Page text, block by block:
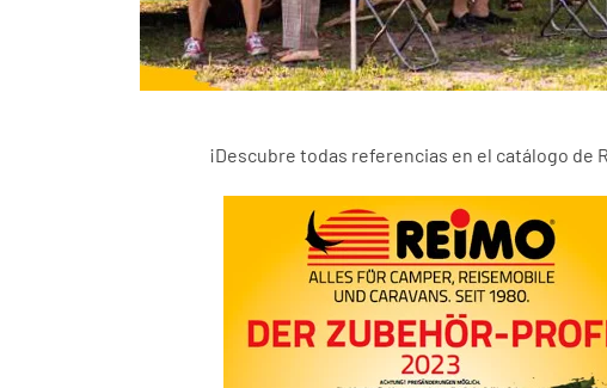
¡Descubre todas referencias en el catálogo de